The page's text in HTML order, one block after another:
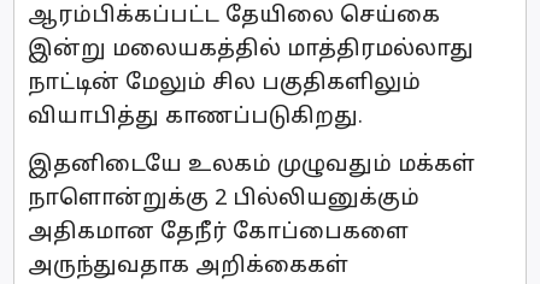
ஆரம்பிக்கப்பட்ட தேயிலை செய்கை
இன்று மலையகத்தில் மாத்திரமல்லாது
நாட்டின் மேலும் சில பகுதிகளிலும்
வியாபித்து காணப்படுகிறது.
இதனிடையே உலகம் முழுவதும் மக்கள்
நாளொன்றுக்கு 2 பில்லியனுக்கும்
அதிகமான தேநீர் கோப்பைகளை
அருந்துவதாக அறிக்கைகள்